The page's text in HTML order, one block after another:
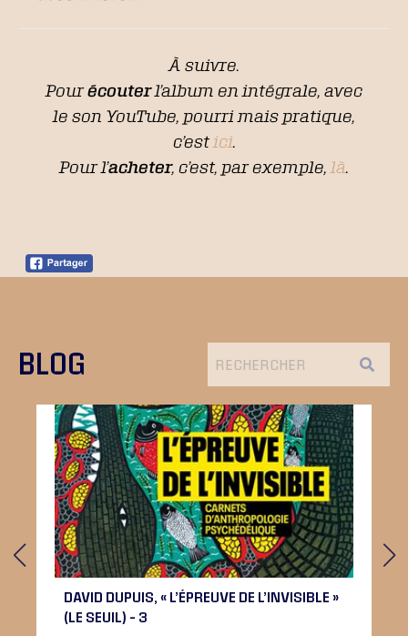
À suivre.
Pourécouterl’album en intégrale, avec
le son YouTube, pourri mais pratique,
c’est ici.
Pour l’acheter, c’est, par exemple, là.
BLOG
DAVID DUPUIS, « L’ÉPREUVE DE L’INVISIBLE »
(LE SEUIL) – 3